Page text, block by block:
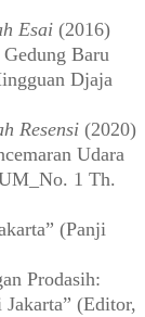
Esai (2016)
Baru
Djaja
Resensi (2020)
Udara
1 Th.
(Panji
Prodasih:
Jakarta” (Editor,